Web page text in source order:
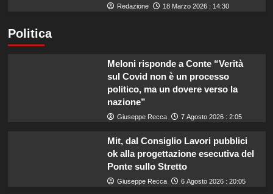
Redazione 18 Marzo 2026 : 14:30
Politica
Meloni risponde a Conte “Verità
sul Covid non è un processo
politico, ma un dovere verso la
nazione”
Giuseppe Recca 7 Agosto 2026 : 2:05
Mit, dal Consiglio Lavori pubblici
ok alla progettazione esecutiva del
Ponte sullo Stretto
Giuseppe Recca 6 Agosto 2026 : 20:05